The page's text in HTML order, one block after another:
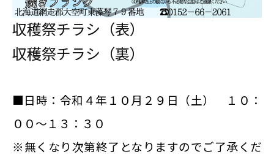
収穫祭チラシ（表）
収穫祭チラシ（裏）
■日時：令和４年１０月２９日（土） １０：
００～１３：３０
※無くなり次第終了となりますのでご了承くだ